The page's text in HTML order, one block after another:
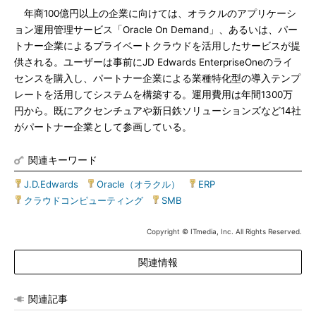
年商100億円以上の企業に向けては、オラクルのアプリケーシ
ョン運用管理サービス「Oracle On Demand」、あるいは、パー
トナー企業によるプライベートクラウドを活用したサービスが提
供される。ユーザーは事前にJD Edwards EnterpriseOneのライ
センスを購入し、パートナー企業による業種特化型の導入テンプ
レートを活用してシステムを構築する。運用費用は年間1300万
円から。既にアクセンチュアや新日鉄ソリューションズなど14社
がパートナー企業として参画している。
関連キーワード
J.D.Edwards Oracle（オラクル） ERP
クラウドコンピューティング
SMB
Copyright © ITmedia, Inc. All Rights Reserved.
関連情報
関連記事